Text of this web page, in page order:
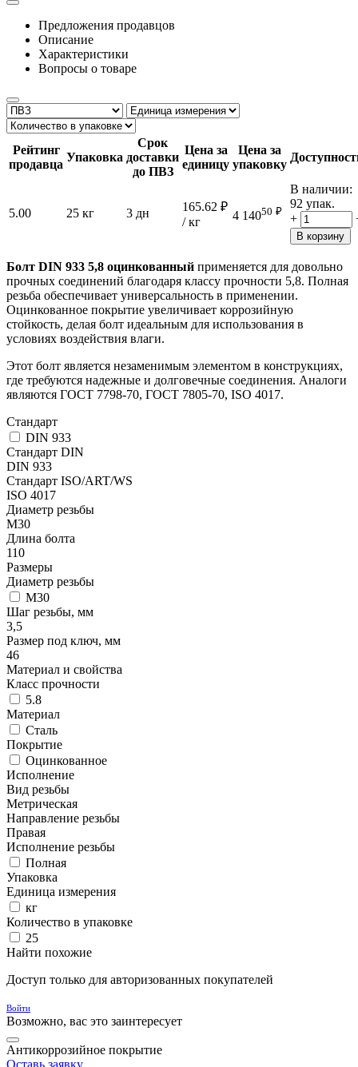
Предложения продавцов
Описание
Характеристики
Вопросы о товаре
Рейтинг
продавца
Упаковка
Срок
доставки
до ПВЗ
Цена за
единицу
Цена за
упаковку
5.00 25 кг 3 дн 165.62 ₽
/ кг
4 14050 ₽
В наличии:
92 упак.
+
В корзину
Болт DIN 933 5,8 оцинкованный применяется для довольно
прочных соединений благодаря классу прочности 5,8. Полная
резьба обеспечивает универсальность в применении.
Оцинкованное покрытие увеличивает коррозийную
стойкость, делая болт идеальным для использования в
условиях воздействия влаги.
Этот болт является незаменимым элементом в конструкциях,
где требуются надежные и долговечные соединения. Аналоги
являются ГОСТ 7798-70, ГОСТ 7805-70, ISO 4017.
Стандарт
DIN 933
Стандарт DIN
DIN 933
Стандарт ISO/ART/WS
ISO 4017
Диаметр резьбы
М30
Длина болта
110
Размеры
Диаметр резьбы
М30
Шаг резьбы, мм
3,5
Размер под ключ, мм
46
Материал и свойства
Класс прочности
5.8
Материал
Сталь
Покрытие
Оцинкованное
Исполнение
Вид резьбы
Метрическая
Направление резьбы
Правая
Исполнение резьбы
Полная
Упаковка
Единица измерения
кг
Количество в упаковке
25
Найти похожие
Доступ только для авторизованных покупателей
Войти
Возможно, вас это заинтересует
Антикоррозийное покрытие
Оставь заявку